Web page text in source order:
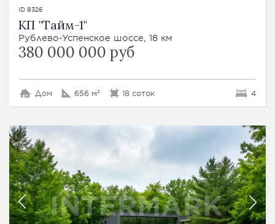
ID 8326
КП "Тайм-1"
Рублево-Успенское шоссе, 18 км
380 000 000 руб
Дом 656 м² 18 соток 4